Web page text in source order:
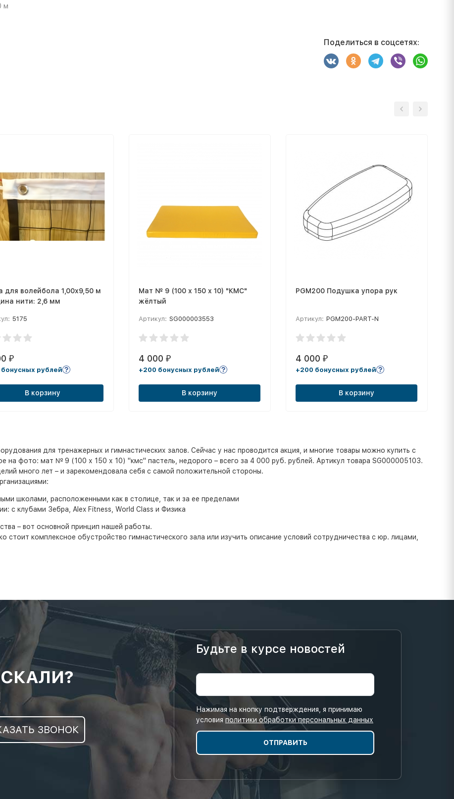
м
Поделиться в соцсетях:
для волейбола 1,00х9,50 м
нити: 2,6 мм
5175
₽
рублей
В корзину
Мат № 9 (100 х 150 х 10) "КМС"
жёлтый
Артикул: SG000003553
4 000 ₽
+200 бонусных рублей
В корзину
PGM200 Подушка упора рук
Артикул: PGM200-PART-N
4 000 ₽
+200 бонусных рублей
В корзину
для тренажерных и гимнастических залов. Сейчас у нас проводится акция, и многие товары можно купить с
на фото: мат № 9 (100 х 150 х 10) "кмс" пастель, недорого – всего за 4 000 руб. рублей. Артикул товара SG000005103.
много лет – и зарекомендовала себя с самой положительной стороны.
школами, расположенными как в столице, так и за ее пределами
с клубами Зебра, Alex Fitness, World Class и Физика
– вот основной принцип нашей работы.
стоит комплексное обустройство гимнастического зала или изучить описание условий сотрудничества с юр. лицами,
ЗВОНОК
Будьте в курсе новостей
Нажимая на кнопку подтверждения, я принимаю
условия политики обработки персональных данных